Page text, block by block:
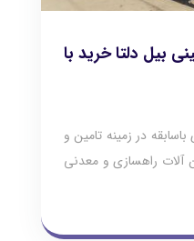
بیل دلتا خرید با
در زمینه تامین و
آلات راهسازی و معدنی